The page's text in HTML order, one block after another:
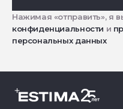
Нажимая «отправить», я
конфиденциальности и
персональных данных